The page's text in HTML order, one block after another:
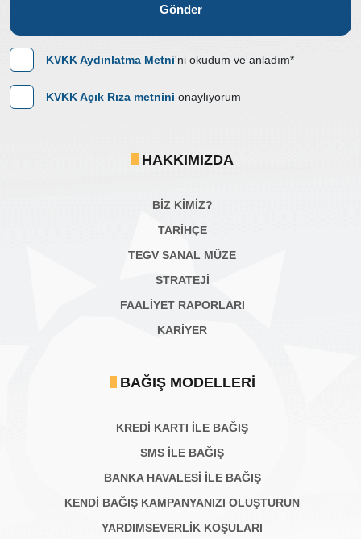
Gönder
KVKK Aydınlatma Metni'ni okudum ve anladım*
KVKK Açık Rıza metnini onaylıyorum
HAKKIMIZDA
BİZ KİMİZ?
TARİHÇE
TEGV SANAL MÜZE
STRATEJİ
FAALİYET RAPORLARI
KARIYER
BAĞIŞ MODELLERI
KREDİ KARTI İLE BAĞIŞ
SMS İLE BAĞIŞ
BANKA HAVALESİ İLE BAĞIŞ
KENDİ BAĞIŞ KAMPANYANIZI OLUŞTURUN
YARDIMSEVERLİK KOŞULARI